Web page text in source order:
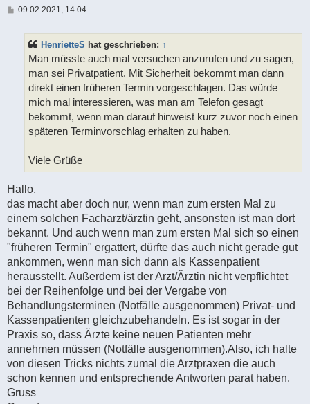
B09.02.2021, 14:04
HenrietteS hat geschrieben: ↑
Man müsste auch mal versuchen anzurufen und zu sagen,
man sei Privatpatient. Mit Sicherheit bekommt man dann
direkt einen früheren Termin vorgeschlagen. Das würde
mich mal interessieren, was man am Telefon gesagt
bekommt, wenn man darauf hinweist kurz zuvor noch einen
späteren Terminvorschlag erhalten zu haben.
Viele Grüße
Hallo,
das macht aber doch nur, wenn man zum ersten Mal zu
einem solchen Facharzt/ärztin geht, ansonsten ist man dort
bekannt. Und auch wenn man zum ersten Mal sich so einen
"früheren Termin" ergattert, dürfte das auch nicht gerade gut
ankommen, wenn man sich dann als Kassenpatient
herausstellt. Außerdem ist der Arzt/Ärztin nicht verpflichtet
bei der Reihenfolge und bei der Vergabe von
Behandlungsterminen (Notfälle ausgenommen) Privat- und
Kassenpatienten gleichzubehandeln. Es ist sogar in der
Praxis so, dass Ärzte keine neuen Patienten mehr
annehmen müssen (Notfälle ausgenommen).Also, ich halte
von diesen Tricks nichts zumal die Arztpraxen die auch
schon kennen und entsprechende Antworten parat haben.
Gruss